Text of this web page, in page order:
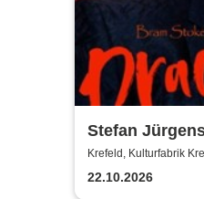
Stefan
Stokers
Krefeld, Kulturfabrik
22.10.2026